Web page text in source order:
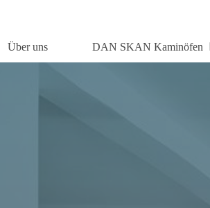
Über uns DAN SKAN Kaminöfen